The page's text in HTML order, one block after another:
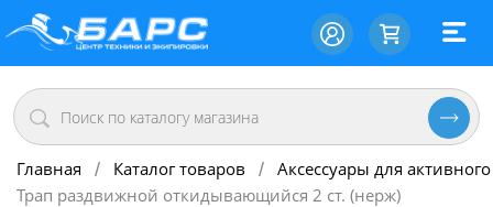
Главная / Каталог товаров / Аксессуары для
Трап раздвижной откидывающийся 2 ст. (нерж)